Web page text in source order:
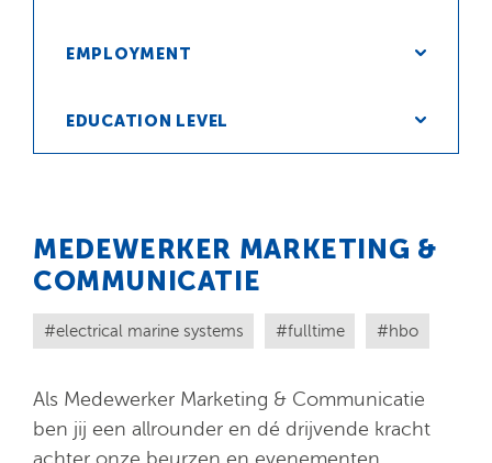
EMPLOYMENT
EDUCATION LEVEL
MEDEWERKER MARKETING &
COMMUNICATIE
electrical marine systems fulltime hbo
Als Medewerker Marketing & Communicatie
ben jij een allrounder en dé drijvende kracht